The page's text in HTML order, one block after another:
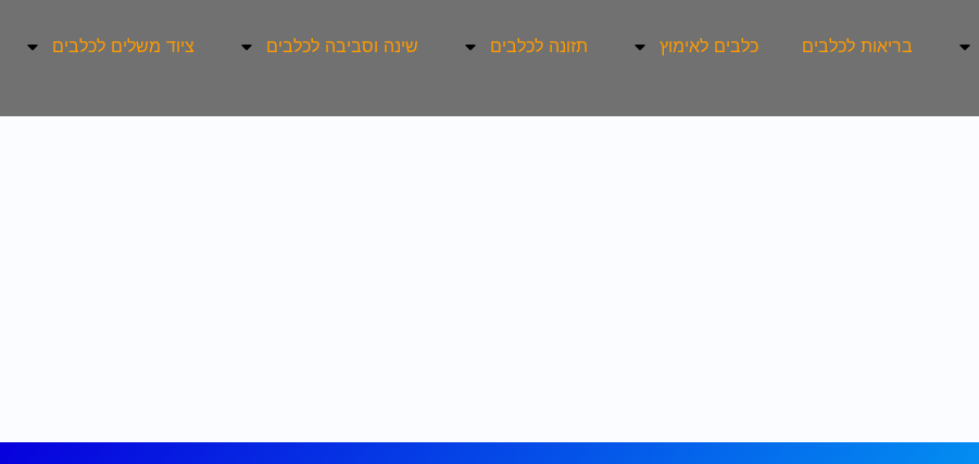
בריאות לכלבים כלבים לאימוץ תזונה לכלבים שינה וסביבה לכלבים ציוד משלים לכלבים